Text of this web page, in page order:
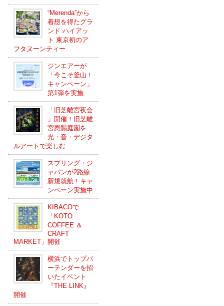
“Merenda”から
着想を得たグラ
ンド ハイアッ
ト 東京初のア
フタヌーンティー
ジンエアーが
「今こそ釜山！
キャンペーン」
第1弾を実施
「旧芝離宮夜会
」開催！旧芝離
宮恩賜庭園を
光・音・デジタ
ルアートで楽しむ
スプリング・ジ
ャパンが2路線
新規就航！キャ
ンペーン実施中
KIBACOで
「KOTO
COFFEE ＆
CRAFT
MARKET」開催
横浜でトップバ
ーテンダーを招
いたイベント
『THE LINK』
開催